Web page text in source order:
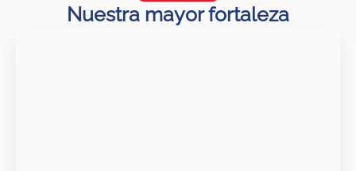
Nuestra mayor fortaleza